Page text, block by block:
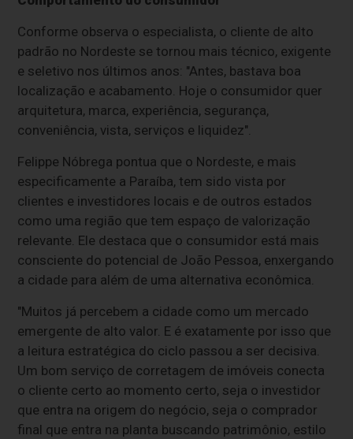
Conforme observa o especialista, o cliente de alto
padrão no Nordeste se tornou mais técnico, exigente
e seletivo nos últimos anos: "Antes, bastava boa
localização e acabamento. Hoje o consumidor quer
arquitetura, marca, experiência, segurança,
conveniência, vista, serviços e liquidez".
Felippe Nóbrega pontua que o Nordeste, e mais
especificamente a Paraíba, tem sido vista por
clientes e investidores locais e de outros estados
como uma região que tem espaço de valorização
relevante. Ele destaca que o consumidor está mais
consciente do potencial de João Pessoa, enxergando
a cidade para além de uma alternativa econômica.
"Muitos já percebem a cidade como um mercado
emergente de alto valor. E é exatamente por isso que
a leitura estratégica do ciclo passou a ser decisiva.
Um bom serviço de corretagem de imóveis conecta
o cliente certo ao momento certo, seja o investidor
que entra na origem do negócio, seja o comprador
final que entra na planta buscando patrimônio, estilo